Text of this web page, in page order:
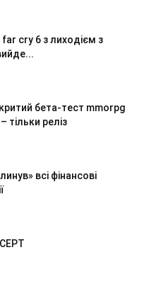
cry 6 з лиходієм з
бета-тест mmorpg
тільки реліз
всі фінансові